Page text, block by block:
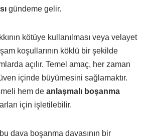
gündeme gelir.
kötüye kullanılması veya velayet
koşullarının köklü bir şekilde
açılır. Temel amaç, her zaman
içinde büyümesini sağlamaktır.
hem de anlaşmalı boşanma
için işletilebilir.
dava boşanma davasının bir